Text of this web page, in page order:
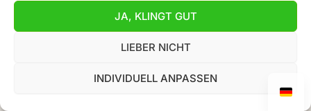
JA, KLINGT GUT
LIEBER NICHT
INDIVIDUELL ANPASSEN